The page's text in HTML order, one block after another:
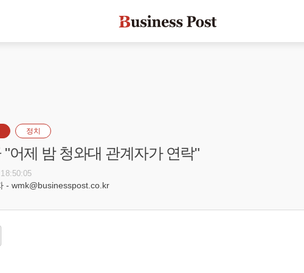
정치
"어제 밤 청와대 관계자가 연락"
- wmk@businesspost.co.kr